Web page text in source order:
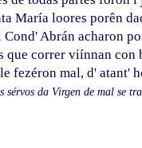
María loores porên
Cond' Abrán acharon
que correr viínnan con
fezéron mal, d' atant'
sérvos da Virgen de mal se